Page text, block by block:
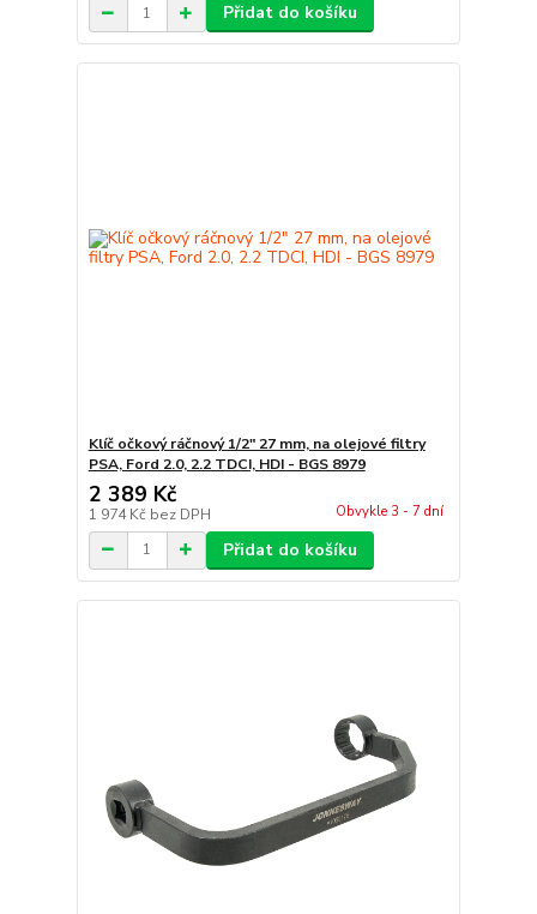
Přidat do košíku
Klíč očkový ráčnový 1/2" 27 mm, na olejové filtry
PSA, Ford 2.0, 2.2 TDCI, HDI - BGS 8979
2 389 Kč
1 974 Kč bez DPH Obvykle 3 - 7 dní
Přidat do košíku